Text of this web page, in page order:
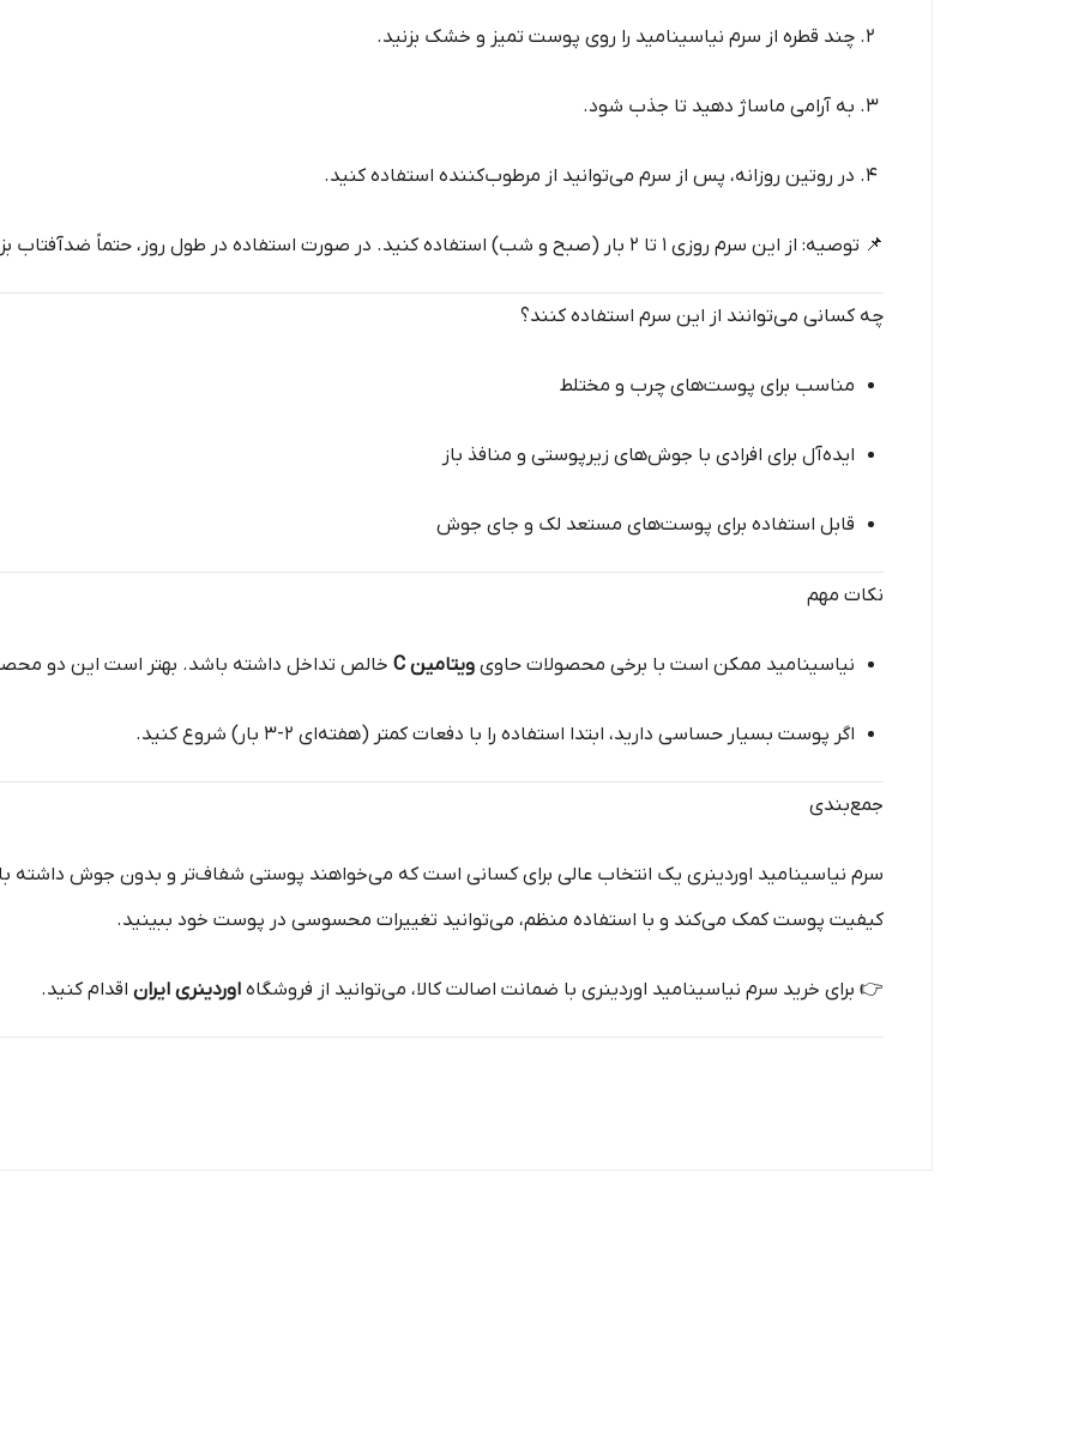
چند قطره از سرم نیاسینامید را روی پوست تمیز و خشک بزنید.
به آرامی ماساژ دهید تا جذب شود.
در روتین روزانه، پس از سرم می‌توانید از مرطوب‌کننده استفاده کنید.
📌 توصیه: از این سرم روزی ۱ تا ۲ بار (صبح و شب) استفاده کنید. در صورت استفاده در طول روز، حتماً ضدآفتاب بزنید.
چه کسانی می‌توانند از این سرم استفاده کنند؟
مناسب برای پوست‌های چرب و مختلط
ایده‌آل برای افرادی با جوش‌های زیرپوستی و منافذ باز
قابل استفاده برای پوست‌های مستعد لک و جای جوش
نکات مهم
نیاسینامید ممکن است با برخی محصولات حاوی ویتامین C خالص تداخل داشته باشد. بهتر است این دو
اگر پوست بسیار حساسی دارید، ابتدا استفاده را با دفعات کمتر (هفته‌ای ۲-۳ بار) شروع کنید.
جمع‌بندی
سرم نیاسینامید اوردینری یک انتخاب عالی برای کسانی است که می‌خواهند پوستی شفاف‌تر و بدون جوش داشته
کیفیت پوست کمک می‌کند و با استفاده منظم، می‌توانید تغییرات محسوسی در پوست خود ببینید.
👉 برای خرید سرم نیاسینامید اوردینری با ضمانت اصالت کالا، می‌توانید از فروشگاه اوردینری ایران اقدام کنید.